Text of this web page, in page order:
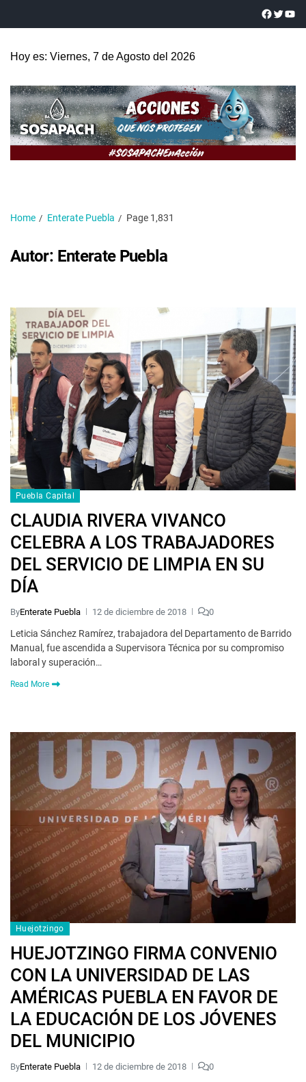
Hoy es: Viernes, 7 de Agosto del 2026
Home Enterate Puebla Page 1,831
Autor: Enterate Puebla
Puebla Capital
CLAUDIA RIVERA VIVANCO
CELEBRA A LOS TRABAJADORES
DEL SERVICIO DE LIMPIA EN SU
DÍA
ByEnterate Puebla 12 de diciembre de 2018 0
Leticia Sánchez Ramírez, trabajadora del Departamento de Barrido
Manual, fue ascendida a Supervisora Técnica por su compromiso
laboral y superación…
Read More
Huejotzingo
HUEJOTZINGO FIRMA CONVENIO
CON LA UNIVERSIDAD DE LAS
AMÉRICAS PUEBLA EN FAVOR DE
LA EDUCACIÓN DE LOS JÓVENES
DEL MUNICIPIO
ByEnterate Puebla 12 de diciembre de 2018 0